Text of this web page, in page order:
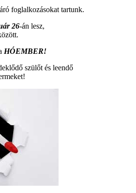
foglalkozásokat tartunk.
26-án lesz,
HÓEMBER!
szülőt és leendő